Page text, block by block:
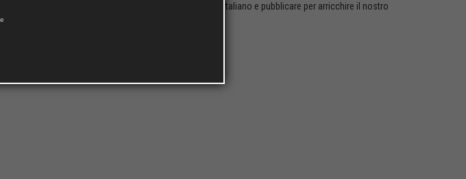
autori contemporanei di Paesi stranieri, da tradurre in italiano e pubblicare per arricchire il nostro
stabilite di comune accordo dalle parti.